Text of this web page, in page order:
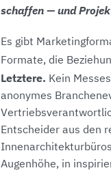
schaffen — und
Es gibt
Formate, die
Letztere. Kein
anonymes
Entscheider aus den
Augenhöhe, in